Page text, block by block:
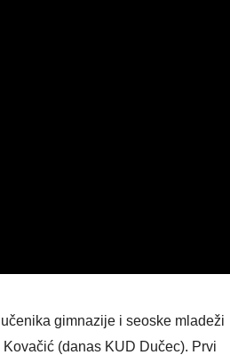
gimnazije i seoske mladeži
(danas KUD Dučec). Prvi